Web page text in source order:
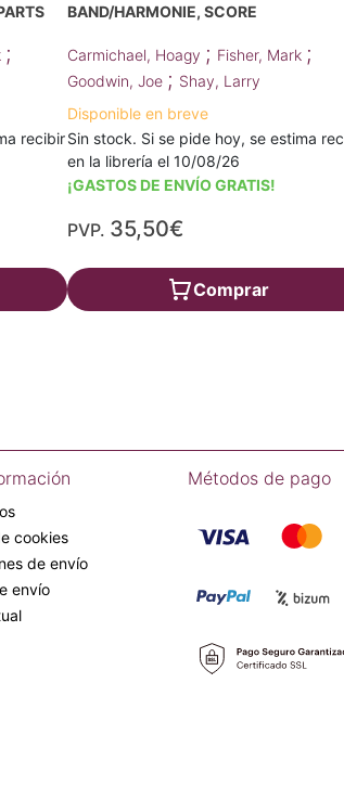
;
recibir
BAND/HARMONIE, SCORE
Carmichael, Hoagy ; Fisher, Mark ;
Goodwin, Joe ; Shay, Larry
Disponible en breve
Sin stock. Si se pide hoy, se estima
en la librería el 10/08/26
¡GASTOS DE ENVÍO GRATIS!
PVP. 35,50€
Comprar
cookies
de envío
envío
Métodos de pago